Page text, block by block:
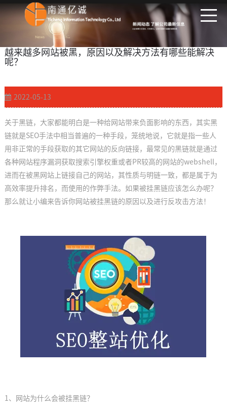
越来越多网站被黑，原因以及解决方法有哪些能解决
呢？
2022-05-13
关于黑链，大家都能明白是一种给网站带来负面影响的东西，其实黑
链就是SEO手法中相当普遍的一种手段，笼统地说，它就是指一些人
用非正常的手段获取的其它网站的反向链接，最常见的黑链就是通过
各种网站程序漏洞获取搜索引擎权重或者PR较高的网站的webshell，
进而在被黑网站上链接自己的网站，其性质与明链一致，都是属于为
高效率提升排名，而使用的作弊手法。如果被挂黑链应该怎么办呢？
那么就让小编来告诉你网站被挂黑链的原因以及进行反攻击方法！
1、网站为什么会被挂黑链？
网络营销资讯
百度推广技巧
抖音推广解读
SEO优化算法解读
为什么搜索引擎不收录我的网站
2023-01-07